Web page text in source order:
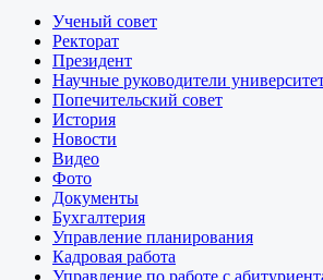
Ученый совет
Ректорат
Президент
Научные руководители
Попечительский совет
История
Новости
Видео
Фото
Документы
Бухгалтерия
Управление планирования
Кадровая работа
Управление по работе с